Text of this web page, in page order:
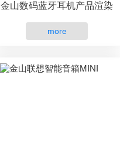
金山数码蓝牙耳机产品渲染
more